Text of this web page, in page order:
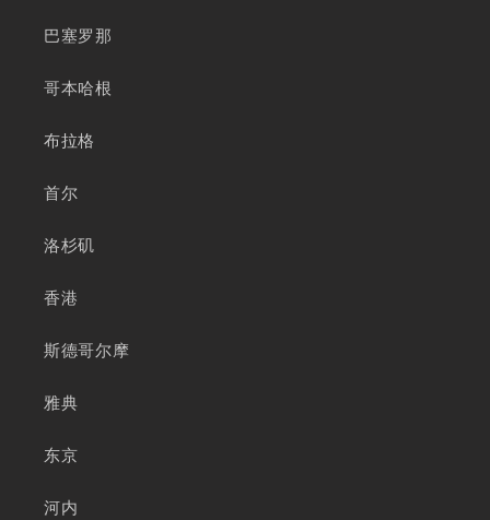
巴塞罗那
哥本哈根
布拉格
首尔
洛杉矶
香港
斯德哥尔摩
雅典
东京
河内